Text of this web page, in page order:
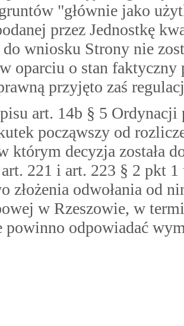
"głównie jako
przez Jednostkę
do wniosku Strony nie
oparciu o stan
przyjęto zaś
art. 14b § 5
począwszy od
którym decyzja została
221 i art. 223 § 2 pkt
złożenia odwołania od
w Rzeszowie, w
powinno odpowiadać